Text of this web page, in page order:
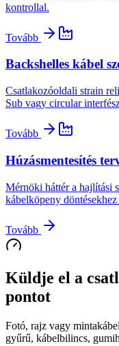
kontrollal.
Tovább
Backshelles kábel
Csatlakozóoldali strain
Sub vagy circular
Tovább
Húzásmentesítés
Mérnöki háttér a hajlítási
kábelköpeny
Tovább
Küldje el a
pontot
Fotó, rajz vagy
gyűrű, kábelbilincs,